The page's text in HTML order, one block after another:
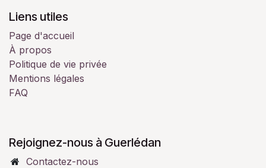
Liens utiles
Page d'accueil
À propos
Politique de vie privée
Mentions légales
FAQ
Rejoignez-nous à Guerlédan
Contactez-nous